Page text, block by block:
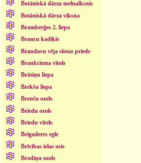
Botāniskā dārza melnalksnis
Botāniskā dārza vīksna
Bramberģes 2. liepa
Brancu kadiķis
Brandavu vēja slotas priede
Brankciema vītols
Brātiņu liepa
Brekšu liepa
Brenču ozols
Briedu ozols
Briedu vītols
Brigaderes egle
Brīvības ielas osis
Brodiņu ozols